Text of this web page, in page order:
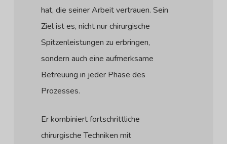
hat, die seiner Arbeit vertrauen. Sein
Ziel ist es, nicht nur chirurgische
Spitzenleistungen zu erbringen,
sondern auch eine aufmerksame
Betreuung in jeder Phase des
Prozesses.
Er kombiniert fortschrittliche
chirurgische Techniken mit